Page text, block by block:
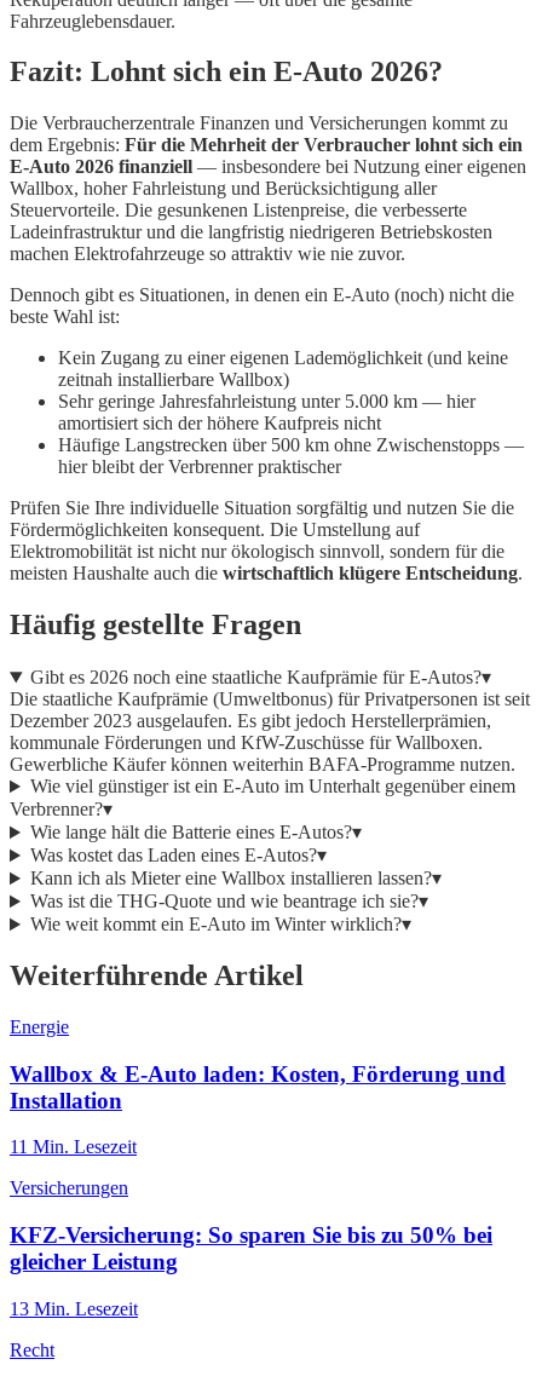
Fahrzeuglebensdauer.
Fazit: Lohnt sich ein E-Auto 2026?
Die Verbraucherzentrale Finanzen und Versicherungen kommt zu
dem Ergebnis: Für die Mehrheit der Verbraucher lohnt sich ein
E-Auto 2026 finanziell — insbesondere bei Nutzung einer eigenen
Wallbox, hoher Fahrleistung und Berücksichtigung aller
Steuervorteile. Die gesunkenen Listenpreise, die verbesserte
Ladeinfrastruktur und die langfristig niedrigeren Betriebskosten
machen Elektrofahrzeuge so attraktiv wie nie zuvor.
Dennoch gibt es Situationen, in denen ein E-Auto (noch) nicht die
beste Wahl ist:
Kein Zugang zu einer eigenen Lademöglichkeit (und keine
zeitnah installierbare Wallbox)
Sehr geringe Jahresfahrleistung unter 5.000 km — hier
amortisiert sich der höhere Kaufpreis nicht
Häufige Langstrecken über 500 km ohne Zwischenstopps —
hier bleibt der Verbrenner praktischer
Prüfen Sie Ihre individuelle Situation sorgfältig und nutzen Sie die
Fördermöglichkeiten konsequent. Die Umstellung auf
Elektromobilität ist nicht nur ökologisch sinnvoll, sondern für die
meisten Haushalte auch die wirtschaftlich klügere Entscheidung.
Häufig gestellte Fragen
Gibt es 2026 noch eine staatliche Kaufprämie für E-Autos?▾
Die staatliche Kaufprämie (Umweltbonus) für Privatpersonen ist seit
Dezember 2023 ausgelaufen. Es gibt jedoch Herstellerprämien,
kommunale Förderungen und KfW-Zuschüsse für Wallboxen.
Gewerbliche Käufer können weiterhin BAFA-Programme nutzen.
Wie viel günstiger ist ein E-Auto im Unterhalt gegenüber einem
Verbrenner?▾
Wie lange hält die Batterie eines E-Autos?▾
Was kostet das Laden eines E-Autos?▾
Kann ich als Mieter eine Wallbox installieren lassen?▾
Was ist die THG-Quote und wie beantrage ich sie?▾
Wie weit kommt ein E-Auto im Winter wirklich?▾
Weiterführende Artikel
Energie
Wallbox & E-Auto laden: Kosten, Förderung und
Installation
11 Min. Lesezeit
Versicherungen
KFZ-Versicherung: So sparen Sie bis zu 50% bei
gleicher Leistung
13 Min. Lesezeit
Recht